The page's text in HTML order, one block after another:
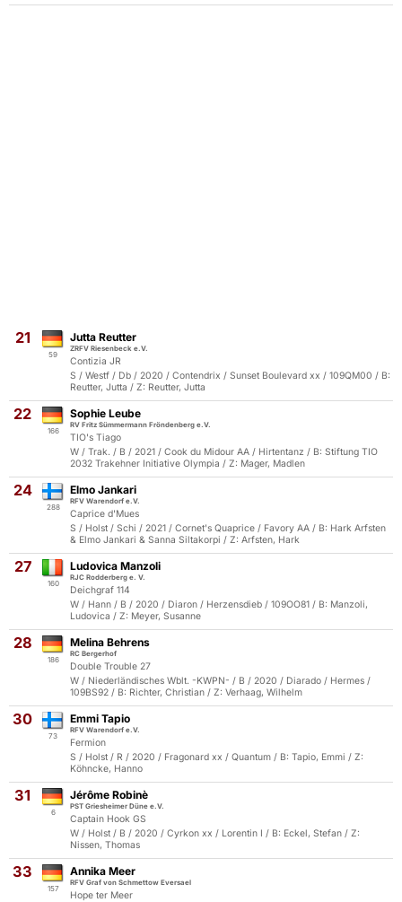
21
59
Jutta Reutter
ZRFV Riesenbeck e.V.
Contizia JR
S / Westf / Db / 2020 / Contendrix / Sunset Boulevard xx / 109QM00 / B:
Reutter, Jutta / Z: Reutter, Jutta
22
166
Sophie Leube
RV Fritz Sümmermann Fröndenberg e.V.
TIO's Tiago
W / Trak. / B / 2021 / Cook du Midour AA / Hirtentanz / B: Stiftung TIO
2032 Trakehner Initiative Olympia / Z: Mager, Madlen
24
288
Elmo Jankari
RFV Warendorf e.V.
Caprice d'Mues
S / Holst / Schi / 2021 / Cornet's Quaprice / Favory AA / B: Hark Arfsten
& Elmo Jankari & Sanna Siltakorpi / Z: Arfsten, Hark
27
160
Ludovica Manzoli
RJC Rodderberg e. V.
Deichgraf 114
W / Hann / B / 2020 / Diaron / Herzensdieb / 109OO81 / B: Manzoli,
Ludovica / Z: Meyer, Susanne
28
186
Melina Behrens
RC Bergerhof
Double Trouble 27
W / Niederländisches Wblt. -KWPN- / B / 2020 / Diarado / Hermes /
109BS92 / B: Richter, Christian / Z: Verhaag, Wilhelm
30
73
Emmi Tapio
RFV Warendorf e.V.
Fermion
S / Holst / R / 2020 / Fragonard xx / Quantum / B: Tapio, Emmi / Z:
Köhncke, Hanno
31
6
Jérôme Robinè
PST Griesheimer Düne e.V.
Captain Hook GS
W / Holst / B / 2020 / Cyrkon xx / Lorentin I / B: Eckel, Stefan / Z:
Nissen, Thomas
33
157
Annika Meer
RFV Graf von Schmettow Eversael
Hope ter Meer